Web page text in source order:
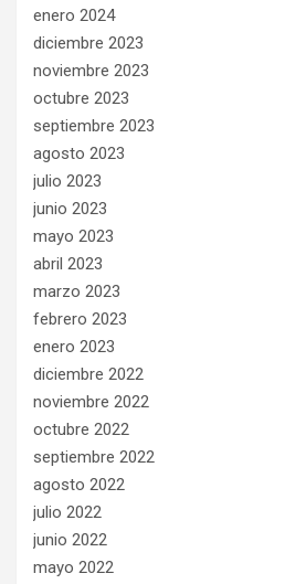
enero 2024
diciembre 2023
noviembre 2023
octubre 2023
septiembre 2023
agosto 2023
julio 2023
junio 2023
mayo 2023
abril 2023
marzo 2023
febrero 2023
enero 2023
diciembre 2022
noviembre 2022
octubre 2022
septiembre 2022
agosto 2022
julio 2022
junio 2022
mayo 2022